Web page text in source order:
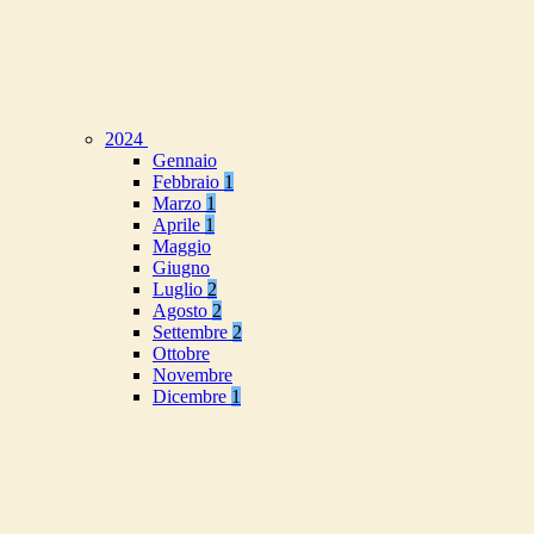
2024
Gennaio
Febbraio 1
Marzo 1
Aprile 1
Maggio
Giugno
Luglio 2
Agosto 2
Settembre 2
Ottobre
Novembre
Dicembre 1